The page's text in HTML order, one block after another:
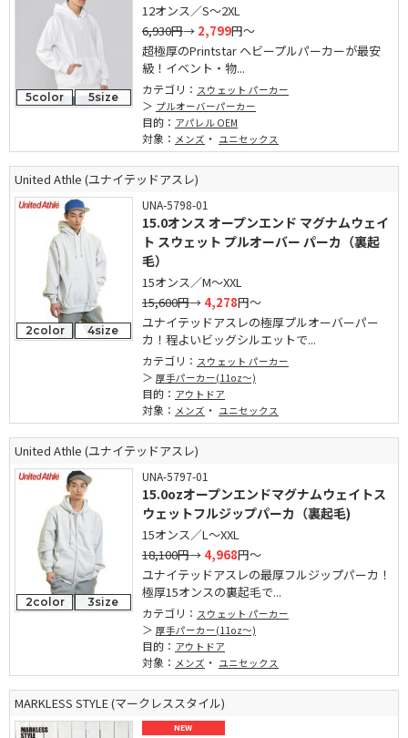
5color 5size
12オンス／S～2XL
6,930円→ 2,799円～
超極厚のPrintstar ヘビープルパーカーが最安
級！イベント・物...
カテゴリ： スウェット パーカー
プルオーバーパーカー
目的： アパレル OEM
対象： メンズ ・ ユニセックス
United Athle (ユナイテッドアスレ)
2color 4size
UNA-5798-01
15.0オンス オープンエンド マグナムウェイ
ト スウェット プルオーバー パーカ（裏起
毛）
15オンス／M～XXL
15,600円→ 4,278円～
ユナイテッドアスレの極厚プルオーバーパー
カ！程よいビッグシルエットで...
カテゴリ： スウェット パーカー
厚手パーカー(11oz～)
目的： アウトドア
対象： メンズ ・ ユニセックス
United Athle (ユナイテッドアスレ)
2color 3size
UNA-5797-01
15.0ozオープンエンドマグナムウェイトス
ウェットフルジップパーカ（裏起毛)
15オンス／L～XXL
18,100円→ 4,968円～
ユナイテッドアスレの最厚フルジップパーカ！
極厚15オンスの裏起毛で...
カテゴリ： スウェット パーカー
厚手パーカー(11oz～)
目的： アウトドア
対象： メンズ ・ ユニセックス
MARKLESS STYLE (マークレススタイル)
NEW